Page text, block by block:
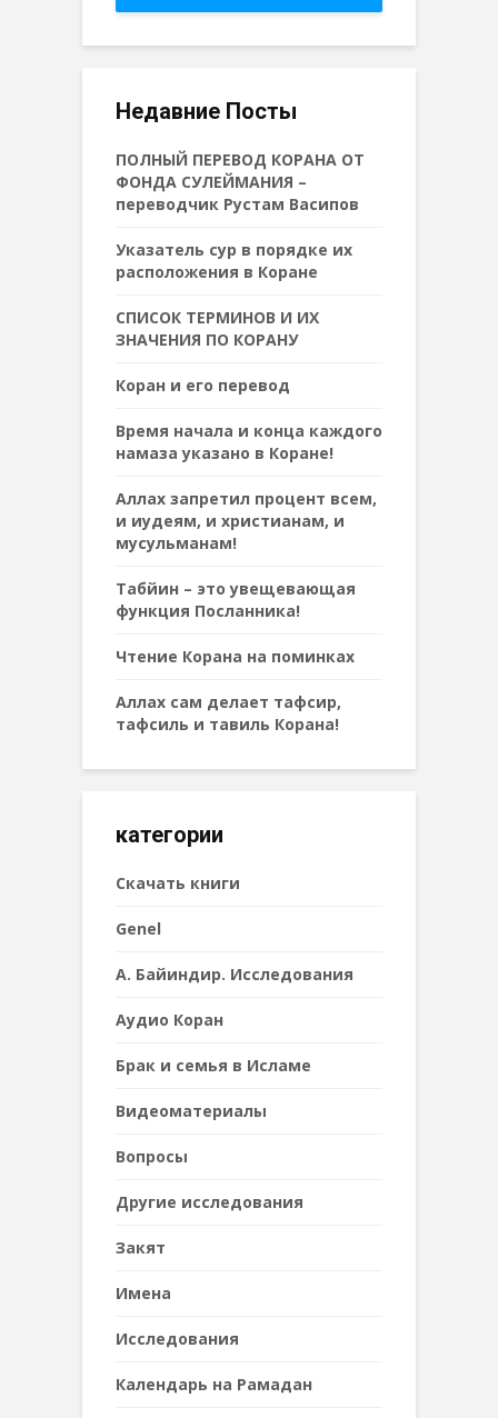
Недавние Посты
ПОЛНЫЙ ПЕРЕВОД КОРАНА ОТ
ФОНДА СУЛЕЙМАНИЯ –
переводчик Рустам Васипов
Указатель сур в порядке их
расположения в Коране
СПИСОК ТЕРМИНОВ И ИХ
ЗНАЧЕНИЯ ПО КОРАНУ
Коран и его перевод
Время начала и конца каждого
намаза указано в Коране!
Аллах запретил процент всем,
и иудеям, и христианам, и
мусульманам!
Табйин – это увещевающая
функция Посланника!
Чтение Корана на поминках
Аллах сам делает тафсир,
тафсиль и тавиль Корана!
категории
Cкачать книги
Genel
А. Байиндир. Исследования
Аудио Коран
Брак и семья в Исламе
Видеоматериалы
Вопросы
Другие исследования
Закят
Имена
Исследования
Календарь на Рамадан